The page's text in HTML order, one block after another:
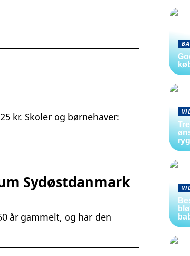
kr. Skoler og børnehaver:
Sydøstdanmark
år gammelt, og har den